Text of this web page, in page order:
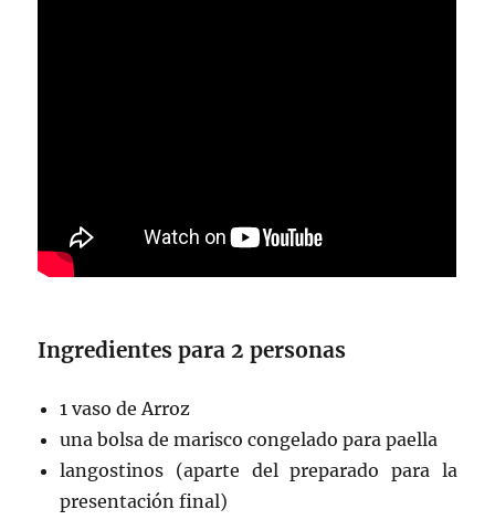
Ingredientes para 2 personas
1 vaso de Arroz
una bolsa de marisco congelado para paella
langostinos (aparte del preparado para la
presentación final)